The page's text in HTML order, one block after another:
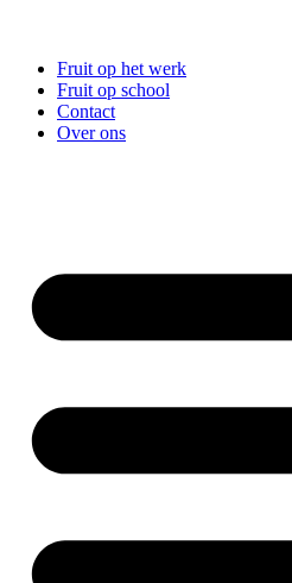
Fruit op het werk
Fruit op school
Contact
Over ons